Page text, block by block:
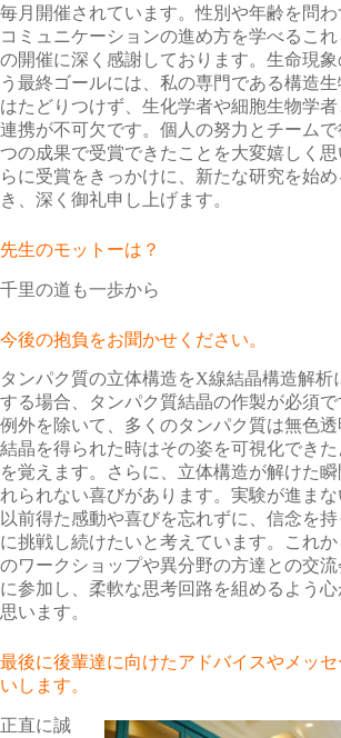
毎月開催されています。性別や年齢を問
コミュニケーションの進め方を学べるこれ
の開催に深く感謝しております。生命現
う最終ゴールには、私の専門である構造
はたどりつけず、生化学者や細胞生物学
連携が不可欠です。個人の努力とチームで
つの成果で受賞できたことを大変嬉しく思
らに受賞をきっかけに、新たな研究を始
き、深く御礼申し上げます。
先生のモットーは？
千里の道も一歩から
今後の抱負をお聞かせください。
タンパク質の立体構造をX線結晶構造解析
する場合、タンパク質結晶の作製が必須
例外を除いて、多くのタンパク質は無色透
結晶を得られた時はその姿を可視化でき
を覚えます。さらに、立体構造が解けた
れられない喜びがあります。実験が進まな
以前得た感動や喜びを忘れずに、信念を
に挑戦し続けたいと考えています。これ
のワークショップや異分野の方達との交
に参加し、柔軟な思考回路を組めるよう心
思います。
最後に後輩達に向けたアドバイスやメッ
いします。
正直に誠